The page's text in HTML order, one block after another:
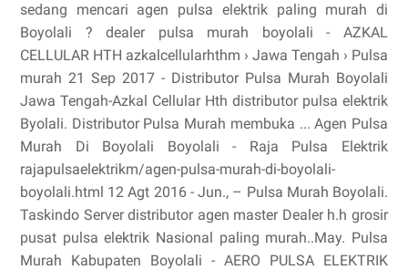
sedang mencari agen pulsa elektrik paling murah di
Boyolali ? dealer pulsa murah boyolali - AZKAL
CELLULAR HTH azkalcellularhthm › Jawa Tengah › Pulsa
murah 21 Sep 2017 - Distributor Pulsa Murah Boyolali
Jawa Tengah-Azkal Cellular Hth distributor pulsa elektrik
Byolali. Distributor Pulsa Murah membuka ... Agen Pulsa
Murah Di Boyolali Boyolali - Raja Pulsa Elektrik
rajapulsaelektrikm/agen-pulsa-murah-di-boyolali-
boyolali.html 12 Agt 2016 - Jun., – Pulsa Murah Boyolali.
Taskindo Server distributor agen master Dealer h.h grosir
pusat pulsa elektrik Nasional paling murah..May. Pulsa
Murah Kabupaten Boyolali - AERO PULSA ELEKTRIK